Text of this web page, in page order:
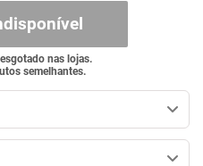
nas lojas.
semelhantes.